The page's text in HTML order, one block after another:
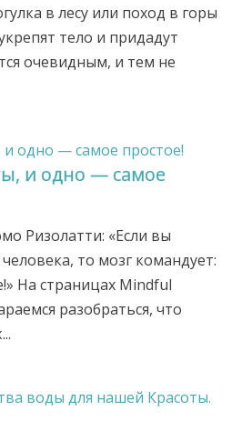
в лесу или поход в горы
тело и придадут
очевидным, и тем не
и одно — самое
Ризолатти: «Если вы
то мозг командует:
На страницах Mindful
разобраться, что